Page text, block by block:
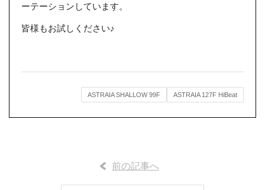
ーテーションしています。
皆様もお試しください♪
ASTRAIA SHALLOW 99F ASTRAIA 127F HiBeat
前の記事へ